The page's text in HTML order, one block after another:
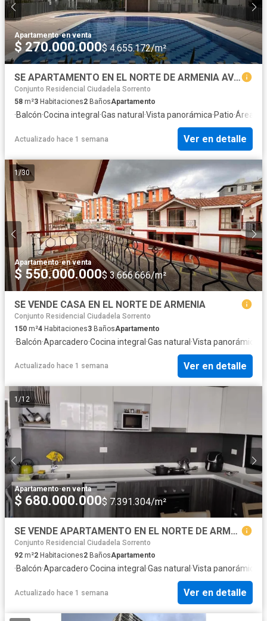
Apartamento·en venta
$ 270.000.000$ 4.655.172/m²
SE APARTAMENTO EN EL NORTE DE ARMENIA AVENIDA 19
Conjunto Residencial Ciudadela Sorrento
58 m²3 Habitaciones2 BañosApartamento
·Balcón·Cocina integral ·Gas natural ·Vista panorámica·Patio·Área
Actualizado hace 1 semana Ver en detalle
1/30
Apartamento·en venta
$ 550.000.000$ 3.666.666/m²
SE VENDE CASA EN EL NORTE DE ARMENIA
Conjunto Residencial Ciudadela Sorrento
150 m²4 Habitaciones3 BañosApartamento
·Balcón·Aparcadero·Cocina integral·Gas natural·Vista panorámica
Actualizado hace 1 semana Ver en detalle
1 /12
Apartamento·en venta
$ 680.000.000$ 7.391.304/m²
SE VENDE APARTAMENTO EN EL NORTE DE ARMENIA- CASTELLANA
Conjunto Residencial Ciudadela Sorrento
92 m²2 Habitaciones2 BañosApartamento
·Balcón·Aparcadero·Cocina integral ·Gas natural ·Vista panorámica
Actualizado hace 1 semana Ver en detalle